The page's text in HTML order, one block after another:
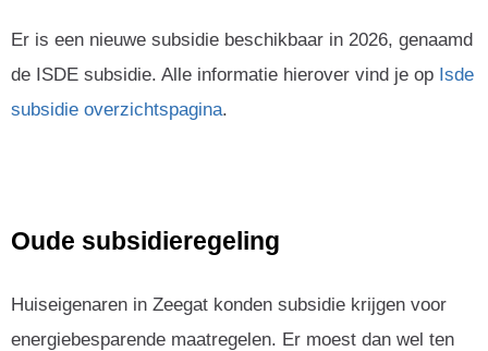
Er is een nieuwe subsidie beschikbaar in 2026, genaamd
de ISDE subsidie. Alle informatie hierover vind je op Isde
subsidie overzichtspagina.
Oude subsidieregeling
Huiseigenaren in Zeegat konden subsidie krijgen voor
energiebesparende maatregelen. Er moest dan wel ten